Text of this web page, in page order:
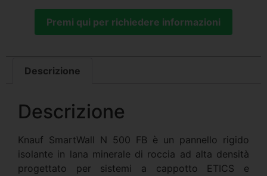
Premi qui per richiedere informazioni
Descrizione
Descrizione
Knauf SmartWall N 500 FB è un pannello rigido
isolante in lana minerale di roccia ad alta densità
progettato per sistemi a cappotto ETICS e